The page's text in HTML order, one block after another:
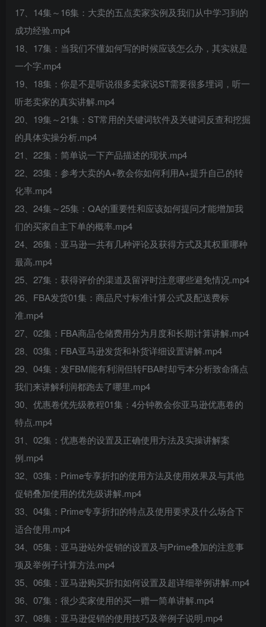
17、14集～16集：大卖的五点卖家实例及我们从中学习到的
成功经验.mp4
18、17集：当我们不懂如何写的时候应该怎么办，其实就是
一个字.mp4
19、18集：你是不是听说很多卖家说ST需要很多埋词，听一
听老卖家的真实讲解.mp4
20、19集～21集：ST常用的关键词软件及关键词反查和挖掘
的具体实操分析.mp4
21、22集：简单说一下产品描述的现状.mp4
22、23集：参考大卖的A+教会你如何利用A+提升自己的转
化率.mp4
23、24集～25集：QA的重要性和应该如何提问才能增加我
们的买家自主下单的概率.mp4
24、26集：亚马逊一共有几种评论及获得方式及其权重哪种
最高.mp4
25、27集：获得评价的渠道及留评时注意哪些避免情况.mp4
26、FBA发货01集：商品尺寸标准计算公式及配送费标
准.mp4
27、02集：FBA商品仓储费用分为月度和长期计算讲解.mp4
28、03集：FBA亚马逊发货和补货详细设置讲解.mp4
29、04集：发FBM能有利润但转FBA时却亏本分析致命痛点
我们来讲解利润都跑去了哪里.mp4
30、优惠卷优先级教程01集：4分钟教会你亚马逊优惠卷的
特点.mp4
31、02集：优惠卷的设置及正确使用方法及实操讲解案
例.mp4
32、03集：Prime专享折扣的使用方法及使用效果及与其他
促销叠加使用的优先级讲解.mp4
33、04集：Prime专享折扣的特点及使用要求及什么场合下
适合使用.mp4
34、05集：亚马逊站外促销的设置及与Prime叠加的注意事
项及举例子计算方法.mp4
35、06集：亚马逊购买折扣如何设置及超详细举例讲解.mp4
36、07集：很少卖家使用的买一赠一简单讲解.mp4
37、08集：亚马逊促销的使用技巧及举例子说明.mp4